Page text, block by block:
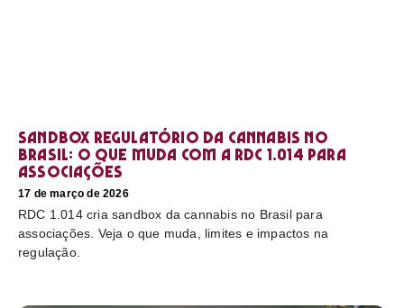
Sandbox regulatório da cannabis no
Brasil: o que muda com a RDC 1.014 para
associações
17 de março de 2026
RDC 1.014 cria sandbox da cannabis no Brasil para
associações. Veja o que muda, limites e impactos na
regulação.